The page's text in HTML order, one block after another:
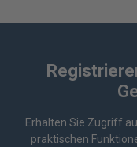
Erhalten Sie Zugriff
praktischen